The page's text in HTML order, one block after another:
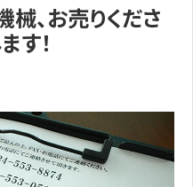
、お売りくださ
す！